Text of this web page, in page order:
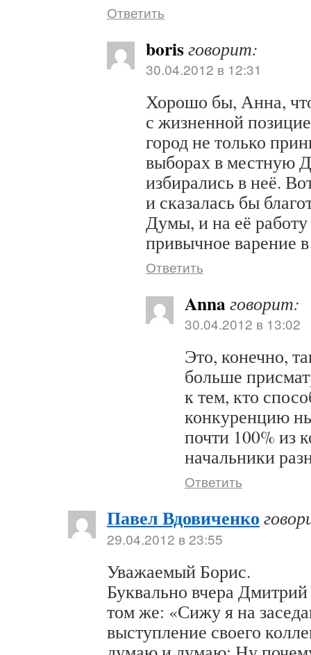
Ответить
borisговорит:
30.04.2012 в 12:31
Хорошо бы, Анна,
с жизненной
город не только
выборах в местную
избирались в неё.
и сказалась бы
Думы, и на её
привычное варение
Ответить
Annaговорит:
30.04.2012 в 13:02
Это, конечно,
больше
к тем, кто
конкуренцию
почти 100% из
начальники
Ответить
Павел Вдовиченко
29.04.2012 в 23:55
Уважаемый Борис.
Буквально вчера
том же: «Сижу я на
выступление своего